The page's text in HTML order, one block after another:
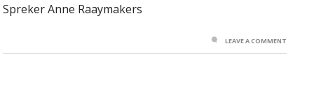
Spreker Anne Raaymakers
LEAVE A COMMENT